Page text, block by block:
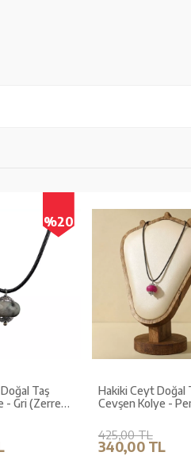
%20
Taş
- Gri (Zerre
Hakiki Ceyt Doğal
Cevşen Kolye -
425,00 TL
340,00 TL